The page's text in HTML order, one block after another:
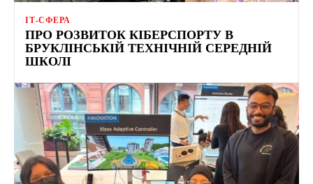
ІТ-СФЕРА
ПРО РОЗВИТОК КІБЕРСПОРТУ В
БРУКЛІНСЬКІЙ ТЕХНІЧНІЙ СЕРЕДНІЙ
ШКОЛІ